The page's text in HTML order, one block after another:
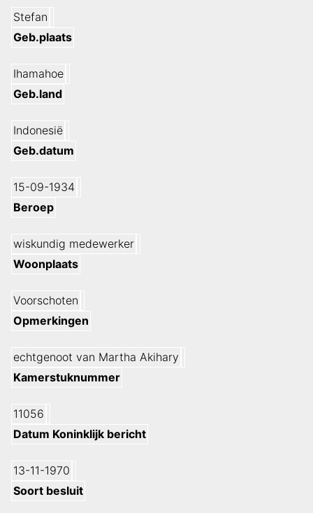
Stefan
Geb.plaats
Ihamahoe
Geb.land
Indonesië
Geb.datum
15-09-1934
Beroep
wiskundig medewerker
Woonplaats
Voorschoten
Opmerkingen
echtgenoot van Martha Akihary
Kamerstuknummer
11056
Datum Koninklijk bericht
13-11-1970
Soort besluit